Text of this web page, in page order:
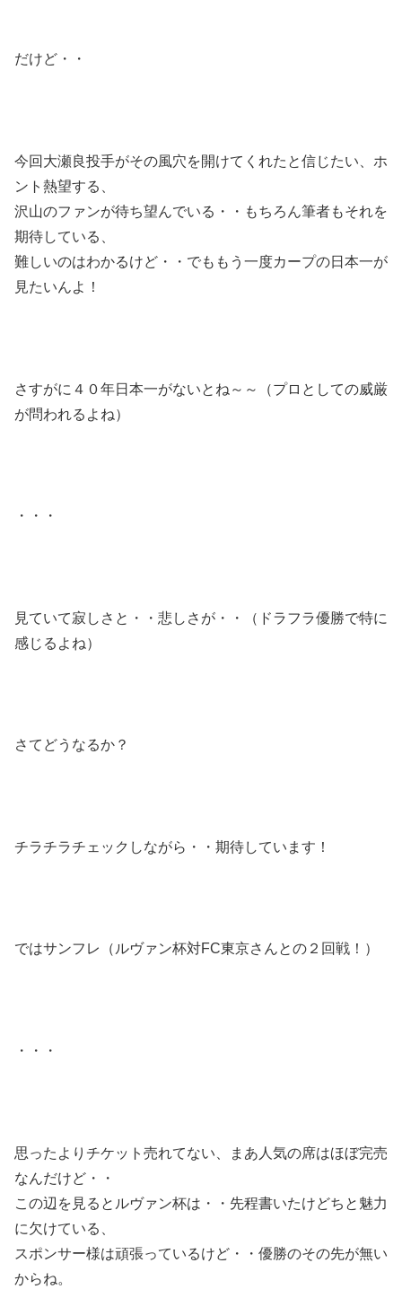
だけど・・
今回大瀬良投手がその風穴を開けてくれたと信じたい、ホ
ント熱望する、
沢山のファンが待ち望んでいる・・もちろん筆者もそれを
期待している、
難しいのはわかるけど・・でももう一度カープの日本一が
見たいんよ！
さすがに４０年日本一がないとね～～（プロとしての威厳
が問われるよね）
・・・
見ていて寂しさと・・悲しさが・・（ドラフラ優勝で特に
感じるよね）
さてどうなるか？
チラチラチェックしながら・・期待しています！
ではサンフレ（ルヴァン杯対FC東京さんとの２回戦！）
・・・
思ったよりチケット売れてない、まあ人気の席はほぼ完売
なんだけど・・
この辺を見るとルヴァン杯は・・先程書いたけどちと魅力
に欠けている、
スポンサー様は頑張っているけど・・優勝のその先が無い
からね。